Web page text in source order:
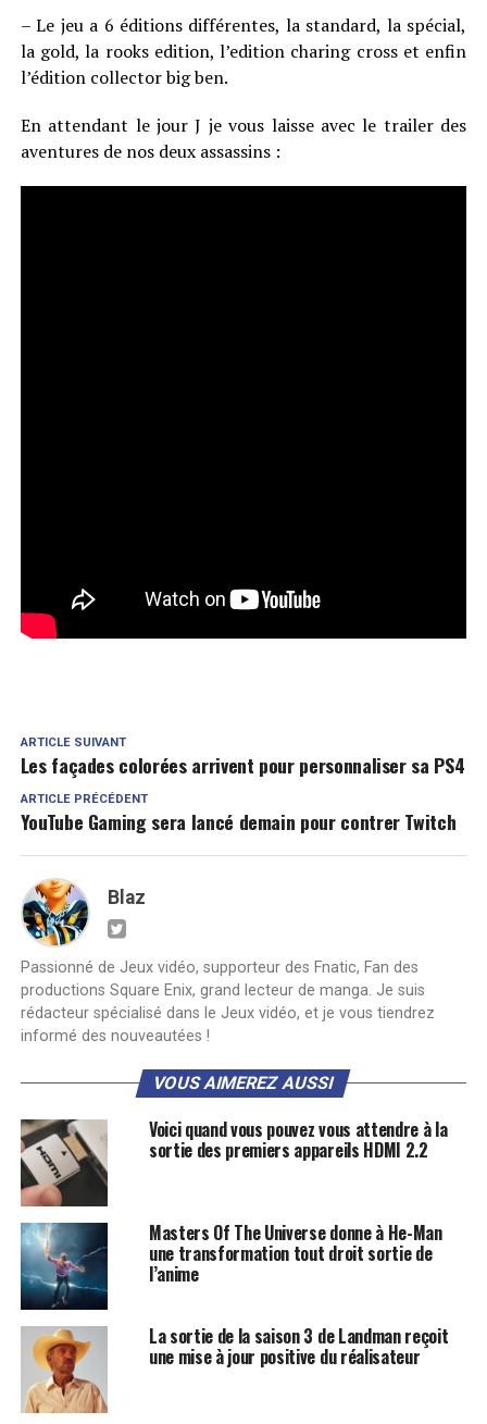
– Le jeu a 6 éditions différentes, la standard, la spécial,
la gold, la rooks edition, l’edition charing cross et enfin
l’édition collector big ben.
En attendant le jour J je vous laisse avec le trailer des
aventures de nos deux assassins :
ARTICLE SUIVANT
Les façades colorées arrivent pour personnaliser sa PS4
ARTICLE PRÉCÉDENT
YouTube Gaming sera lancé demain pour contrer Twitch
Blaz
Passionné de Jeux vidéo, supporteur des Fnatic, Fan des
productions Square Enix, grand lecteur de manga. Je suis
rédacteur spécialisé dans le Jeux vidéo, et je vous tiendrez
informé des nouveautées !
VOUS AIMEREZ AUSSI
Voici quand vous pouvez vous attendre à la
sortie des premiers appareils HDMI 2.2
Masters Of The Universe donne à He-Man
une transformation tout droit sortie de
l’anime
La sortie de la saison 3 de Landman reçoit
une mise à jour positive du réalisateur